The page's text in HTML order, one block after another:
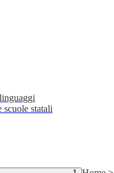
statali